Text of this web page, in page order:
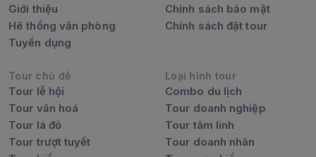
Giới thiệu
Hê thống văn phòng
Tuyển dụng
Chính sách bảo mật
Chính sách đặt tour
Tour chủ đề
Tour lễ hội
Tour văn hoá
Tour lá đỏ
Tour trượt tuyết
Loại hình tour
Combo du lịch
Tour doanh nghiệp
Tour tâm linh
Tour doanh nhân